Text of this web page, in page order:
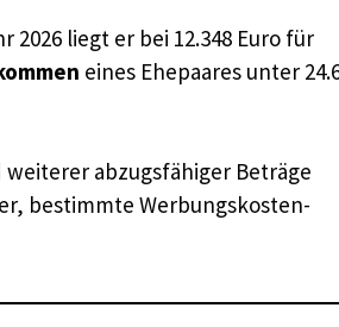
liegt er bei 12.348 Euro für
eines Ehepaares unter
abzugsfähiger Beträge
bestimmte Werbungskosten-